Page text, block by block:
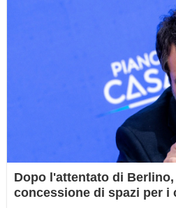
Dopo l'attentato di
concessione di spazi per i